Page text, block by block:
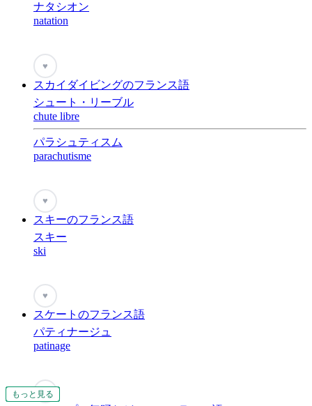
もっと見る
もっと見る
もっと見る
もっと見る
もっと見る
もっと見る
もっと見る
もっと見る
もっと見る
ナタシオン
natation
♥
スカイダイビングのフランス語
シュート・リーブル
chute libre
パラシュティスム
parachutisme
♥
スキーのフランス語
スキー
ski
♥
スケートのフランス語
パティナージュ
patinage
♥
もっと見る
もっと見る
もっと見る
もっと見る
もっと見る
もっと見る
もっと見る
もっと見る